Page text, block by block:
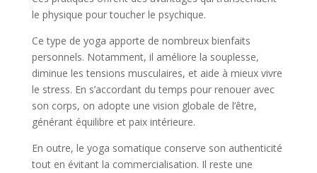
le physique pour toucher le psychique.
Ce type de yoga apporte de nombreux bienfaits
personnels. Notamment, il améliore la souplesse,
diminue les tensions musculaires, et aide à mieux vivre
le stress. En s’accordant du temps pour renouer avec
son corps, on adopte une vision globale de l’être,
générant équilibre et paix intérieure.
En outre, le yoga somatique conserve son authenticité
tout en évitant la commercialisation. Il reste une